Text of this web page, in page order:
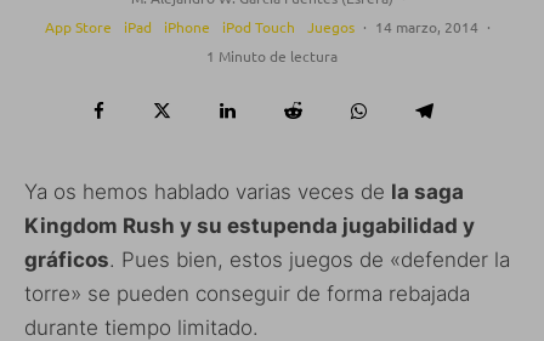
App Store
iPad iPhone iPod Touch Juegos · 14 marzo, 2014 ·
1 Minuto de lectura
Ya os hemos hablado varias veces de la saga
Kingdom Rush y su estupenda jugabilidad y
gráficos. Pues bien, estos juegos de «defender la
torre» se pueden conseguir de forma rebajada
durante tiempo limitado.